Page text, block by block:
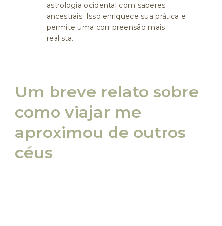
astrologia ocidental com saberes
ancestrais. Isso enriquece sua prática e
permite uma compreensão mais
realista.
Um breve relato sobre
como viajar me
aproximou de outros
céus